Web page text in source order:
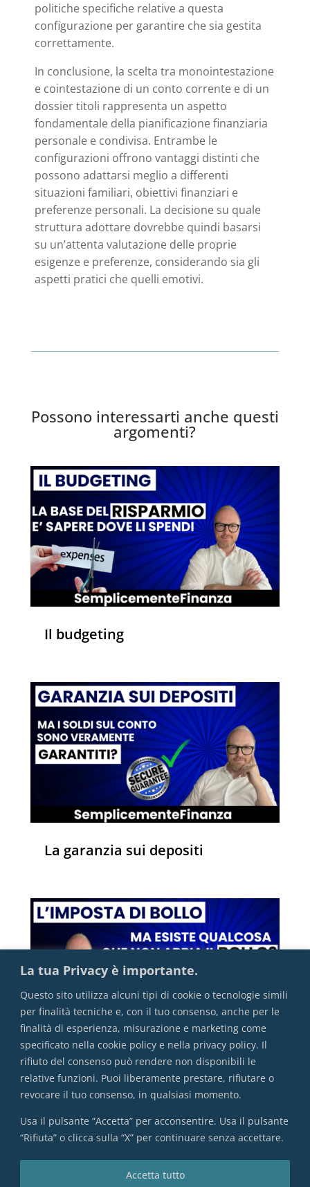
La tua Privacy è importante.
Questo sito utilizza alcuni tipi di cookie o tecnologie simili
per finalità tecniche e, con il tuo consenso, anche per le
finalità di esperienza, misurazione e marketing come
specificato nella cookie policy e nella privacy policy. Il
rifiuto del consenso può rendere non disponibili le
relative funzioni. Puoi liberamente prestare, rifiutare o
revocare il tuo consenso, in qualsiasi momento.
Usa il pulsante “Accetta” per acconsentire. Usa il pulsante
“Rifiuta” o clicca sulla “X” per continuare senza accettare.
Accetta tutto
politiche specifiche relative a questa
configurazione per garantire che sia gestita
correttamente.
In conclusione, la scelta tra monointestazione
e cointestazione di un conto corrente e di un
dossier titoli rappresenta un aspetto
fondamentale della pianificazione finanziaria
personale e condivisa. Entrambe le
configurazioni offrono vantaggi distinti che
possono adattarsi meglio a differenti
situazioni familiari, obiettivi finanziari e
preferenze personali. La decisione su quale
struttura adottare dovrebbe quindi basarsi
su un’attenta valutazione delle proprie
esigenze e preferenze, considerando sia gli
aspetti pratici che quelli emotivi.
Possono interessarti anche questi
argomenti?
Il budgeting
La garanzia sui depositi
L’imposta di bollo
VAI ALL'INDICE COMPLETO